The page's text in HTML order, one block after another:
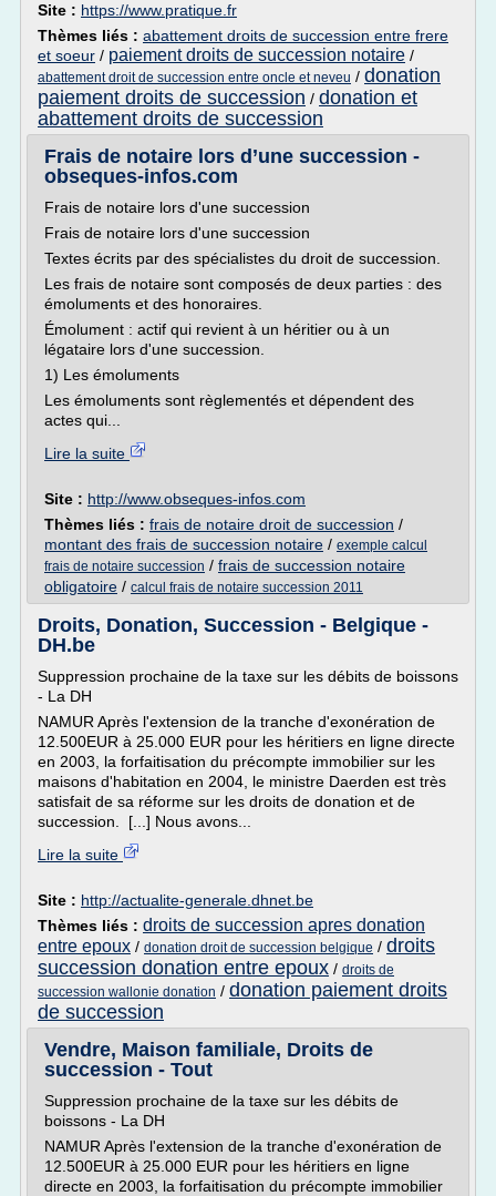
Site : https://www.pratique.fr
Thèmes liés : abattement droits de succession entre frere
et soeur / paiement droits de succession notaire /
abattement droit de succession entre oncle et neveu / donation
paiement droits de succession / donation et
abattement droits de succession
Frais de notaire lors d’une succession -
obseques-infos.com
Frais de notaire lors d'une succession
Frais de notaire lors d'une succession
Textes écrits par des spécialistes du droit de succession.
Les frais de notaire sont composés de deux parties : des
émoluments et des honoraires.
Émolument : actif qui revient à un héritier ou à un
légataire lors d'une succession.
1) Les émoluments
Les émoluments sont règlementés et dépendent des
actes qui...
Lire la suite
Site : http://www.obseques-infos.com
Thèmes liés : frais de notaire droit de succession /
montant des frais de succession notaire / exemple calcul
frais de notaire succession / frais de succession notaire
obligatoire / calcul frais de notaire succession 2011
Droits, Donation, Succession - Belgique -
DH.be
Suppression prochaine de la taxe sur les débits de boissons
- La DH
NAMUR Après l'extension de la tranche d'exonération de
12.500EUR à 25.000 EUR pour les héritiers en ligne directe
en 2003, la forfaitisation du précompte immobilier sur les
maisons d'habitation en 2004, le ministre Daerden est très
satisfait de sa réforme sur les droits de donation et de
succession. [...] Nous avons...
Lire la suite
Site : http://actualite-generale.dhnet.be
Thèmes liés : droits de succession apres donation
entre epoux / donation droit de succession belgique / droits
succession donation entre epoux / droits de
succession wallonie donation / donation paiement droits
de succession
Vendre, Maison familiale, Droits de
succession - Tout
Suppression prochaine de la taxe sur les débits de
boissons - La DH
NAMUR Après l'extension de la tranche d'exonération de
12.500EUR à 25.000 EUR pour les héritiers en ligne
directe en 2003, la forfaitisation du précompte immobilier